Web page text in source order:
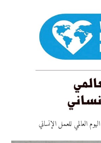
العالمي للعمل الإنساني